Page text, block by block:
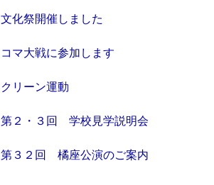
文化祭開催しました
コマ大戦に参加します
クリーン運動
第２・３回 学校見学説明会
第３２回 橘座公演のご案内